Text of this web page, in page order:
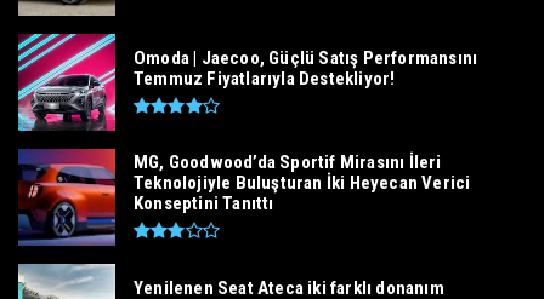
Omoda | Jaecoo, Güçlü Satış Performansını
Temmuz Fiyatlarıyla Destekliyor!
MG, Goodwood’da Sportif Mirasını İleri
Teknolojiyle Buluşturan İki Heyecan Verici
Konseptini Tanıttı
Yenilenen Seat Ateca iki farklı donanım